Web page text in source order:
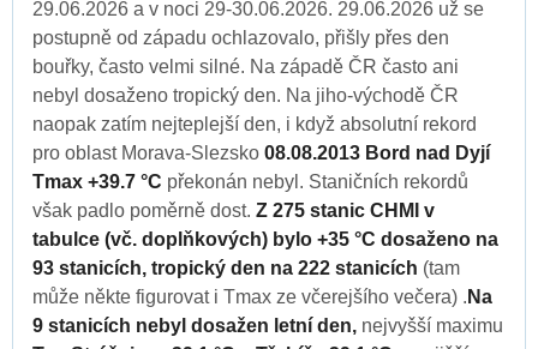
29.06.2026 a v noci 29-30.06.2026. 29.06.2026 už se
postupně od západu ochlazovalo, přišly přes den
bouřky, často velmi silné. Na západě ČR často ani
nebyl dosaženo tropický den. Na jiho-východě ČR
naopak zatím nejteplejší den, i když absolutní rekord
pro oblast Morava-Slezsko 08.08.2013 Bord nad Dyjí
Tmax +39.7 °C překonán nebyl. Staničních rekordů
však padlo poměrně dost. Z 275 stanic CHMI v
tabulce (vč. doplňkových) bylo +35 °C dosaženo na
93 stanicích, tropický den na 222 stanicích (tam
může někte figurovat i Tmax ze včerejšího večera) . Na
9 stanicích nebyl dosažen letní den, nejvyšší maximu